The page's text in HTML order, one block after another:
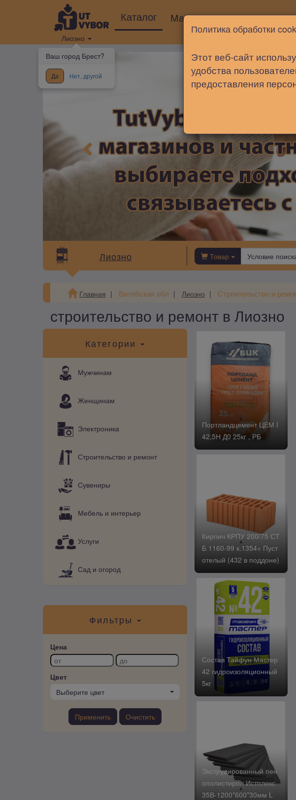
Лиозно
Ваш город Брест?
Да Нет, другой
Каталог Магазины Новости
Лиозно Товар
Главная Витебская обл Лиозно Строительство и
строительство и ремонт в Лиозно
Категории
Мужчинам
Женщинам
Электроника
Строительство и ремонт
Сувениры
Мебель и интерьер
Услуги
Сад и огород
Фильтры
Цена
Цвет
Выберите цвет
Применить Очистить
Портландцемент ЦЕМ I
42,5Н Д0 25кг , РБ
Кирпич КРПУ 200/75 СТ
Б 1160-99 к.1354+ Пуст
отелый (432 в поддоне)
Состав Тайфун Мастер
42 гидроизоляционный
5кг
Экструдированный пен
ополистирол Истплекс
35В-1200*600*30мм L
Политика обработки
Этот веб-сайт
удобства
предоставления